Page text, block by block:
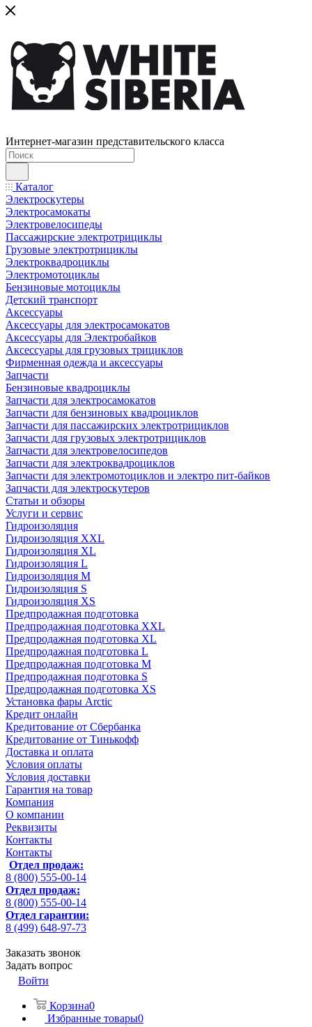
Интернет-магазин представительского класса
Каталог
Электроскутеры
Электросамокаты
Электровелосипеды
Пассажирские электротрициклы
Грузовые электротрициклы
Электроквадроциклы
Электромотоциклы
Бензиновые мотоциклы
Детский транспорт
Аксессуары
Аксессуары для электросамокатов
Аксессуары для Электробайков
Аксессуары для грузовых трициклов
Фирменная одежда и аксессуары
Запчасти
Бензиновые квадроциклы
Запчасти для электросамокатов
Запчасти для бензиновых квадроциклов
Запчасти для пассажирских электротрициклов
Запчасти для грузовых электротрициклов
Запчасти для электровелосипедов
Запчасти для электроквадроциклов
Запчасти для электромотоциклов и электро пит-байков
Запчасти для электроскутеров
Статьи и обзоры
Услуги и сервис
Гидроизоляция
Гидроизоляция XXL
Гидроизоляция XL
Гидроизоляция L
Гидроизоляция M
Гидроизоляция S
Гидроизоляция XS
Предпродажная подготовка
Предпродажная подготовка XXL
Предпродажная подготовка XL
Предпродажная подготовка L
Предпродажная подготовка M
Предпродажная подготовка S
Предпродажная подготовка XS
Установка фары Arctic
Кредит онлайн
Кредитование от Сбербанка
Кредитование от Тинькофф
Доставка и оплата
Условия оплаты
Условия доставки
Гарантия на товар
Компания
О компании
Реквизиты
Контакты
Контакты
Отдел продаж:
8 (800) 555-00-14
Отдел продаж:
8 (800) 555-00-14
Отдел гарантии:
8 (499) 648-97-73
Заказать звонок
Задать вопрос
Войти
Корзина0
Избранные товары0